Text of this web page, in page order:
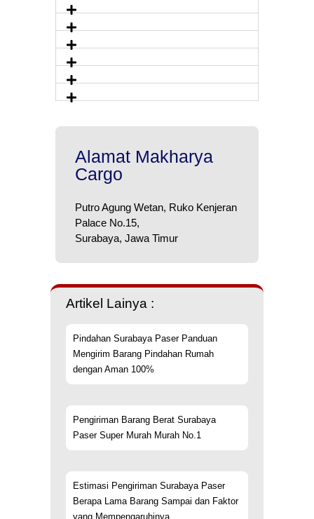
Alamat Makharya
Cargo
Putro Agung Wetan, Ruko Kenjeran
Palace No.15,
Surabaya, Jawa Timur
Artikel Lainya :
Pindahan Surabaya Paser Panduan
Mengirim Barang Pindahan Rumah
dengan Aman 100%
Pengiriman Barang Berat Surabaya
Paser Super Murah Murah No.1
Estimasi Pengiriman Surabaya Paser
Berapa Lama Barang Sampai dan Faktor
yang Mempengaruhinya